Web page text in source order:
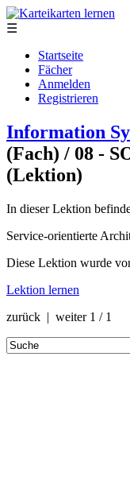
☰
Startseite
Fächer
Anmelden
Registrieren
Information
(Fach) / 08 -
(Lektion)
In dieser Lektion
Service-orientierte
Diese Lektion wurde
Lektion lernen
zurück | weiter 1 / 1